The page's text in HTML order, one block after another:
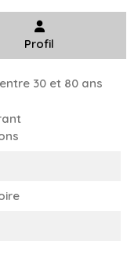
Profil
30 et 80 ans